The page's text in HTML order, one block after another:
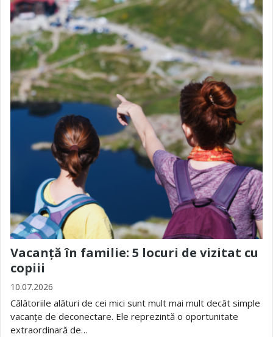
Vacanță în familie: 5 locuri de vizitat cu
copiii
10.07.2026
Călătoriile alături de cei mici sunt mult mai mult decât simple
vacanțe de deconectare. Ele reprezintă o oportunitate
extraordinară de…